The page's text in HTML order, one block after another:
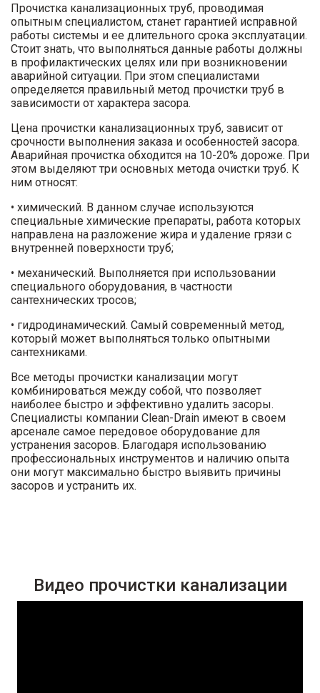
Прочистка канализационных труб, проводимая
опытным специалистом, станет гарантией исправной
работы системы и ее длительного срока эксплуатации.
Стоит знать, что выполняться данные работы должны
в профилактических целях или при возникновении
аварийной ситуации. При этом специалистами
определяется правильный метод прочистки труб в
зависимости от характера засора.
Цена прочистки канализационных труб, зависит от
срочности выполнения заказа и особенностей засора.
Аварийная прочистка обходится на 10-20% дороже. При
этом выделяют три основных метода очистки труб. К
ним относят:
• химический. В данном случае используются
специальные химические препараты, работа которых
направлена на разложение жира и удаление грязи с
внутренней поверхности труб;
• механический. Выполняется при использовании
специального оборудования, в частности
сантехнических тросов;
• гидродинамический. Самый современный метод,
который может выполняться только опытными
сантехниками.
Все методы прочистки канализации могут
комбинироваться между собой, что позволяет
наиболее быстро и эффективно удалить засоры.
Специалисты компании Clean-Drain имеют в своем
арсенале самое передовое оборудование для
устранения засоров. Благодаря использованию
профессиональных инструментов и наличию опыта
они могут максимально быстро выявить причины
засоров и устранить их.
Видео прочистки канализации